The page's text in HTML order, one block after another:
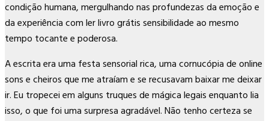
condição humana, mergulhando nas profundezas da emoção e
da experiência com ler livro grátis sensibilidade ao mesmo
tempo tocante e poderosa.
A escrita era uma festa sensorial rica, uma cornucópia de online
sons e cheiros que me atraíam e se recusavam baixar me deixar
ir. Eu tropecei em alguns truques de mágica legais enquanto lia
isso, o que foi uma surpresa agradável. Não tenho certeza se